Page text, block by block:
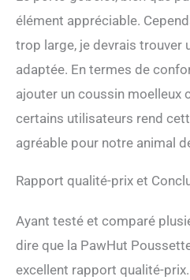
élément appréciable.
trop large, je devrais trouver
adaptée. En termes de
ajouter un coussin moelleux
certains utilisateurs rend
agréable pour notre animal
Rapport qualité-prix et
Ayant testé et comparé
dire que la PawHut
excellent rapport qualité-